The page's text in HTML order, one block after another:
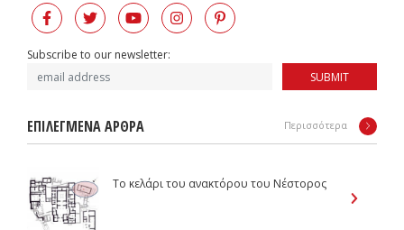
Subscribe to our newsletter:
SUBMIT
ΕΠΙΛΕΓΜΕΝΑ ΑΡΘΡΑ Περισσότερα
Το κελάρι του ανακτόρου του Νέστορος